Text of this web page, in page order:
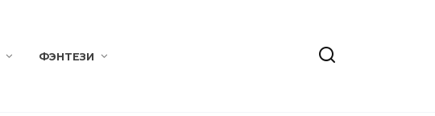
ФЭНТЕЗИ